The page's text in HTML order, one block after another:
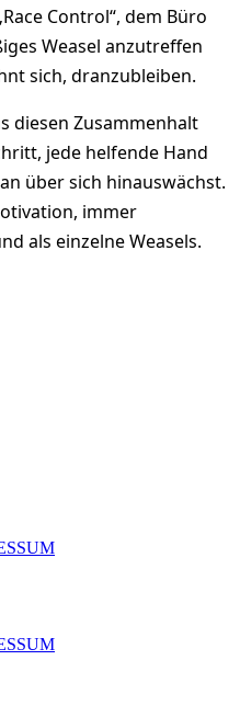
Control“, dem Büro
Weasel anzutreffen
sich, dranzubleiben.
diesen Zusammenhalt
jede helfende Hand
über sich hinauswächst.
immer
als einzelne Weasels.